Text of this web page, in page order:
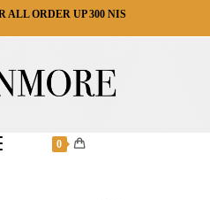
ALL ORDER UP 300 NIS
0